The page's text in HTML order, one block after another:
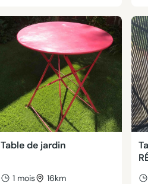
Table de jardin
1 mois 16km